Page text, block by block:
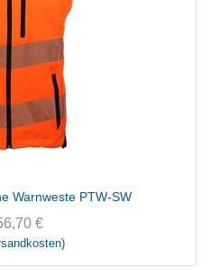
Warnweste PTW-SW
€